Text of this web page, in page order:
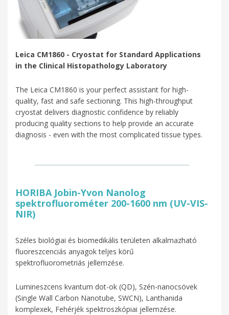
Leica CM1860 - Cryostat for Standard Applications
in the Clinical Histopathology Laboratory
The Leica CM1860 is your perfect assistant for high-
quality, fast and safe sectioning. This high-throughput
cryostat delivers diagnostic confidence by reliably
producing quality sections to help provide an accurate
diagnosis - even with the most complicated tissue types.
HORIBA Jobin-Yvon Nanolog
spektrofluorométer 200-1600 nm (UV-VIS-
NIR)
Széles biológiai és biomedikális területen alkalmazható
fluoreszcenciás anyagok teljes körű
spektrofluorometriás jellemzése.
Lumineszcens kvantum dot-ok (QD), Szén-nanocsövek
(Single Wall Carbon Nanotube, SWCN), Lanthanida
komplexek, Fehérjék spektroszkópiai jellemzése.